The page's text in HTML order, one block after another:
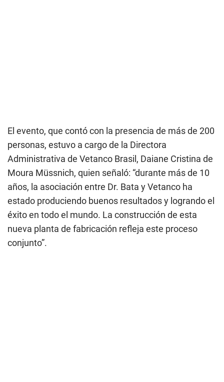
El evento, que contó con la presencia de más de 200
personas, estuvo a cargo de la Directora
Administrativa de Vetanco Brasil, Daiane Cristina de
Moura Müssnich, quien señaló: “durante más de 10
años, la asociación entre Dr. Bata y Vetanco ha
estado produciendo buenos resultados y logrando el
éxito en todo el mundo. La construcción de esta
nueva planta de fabricación refleja este proceso
conjunto”.